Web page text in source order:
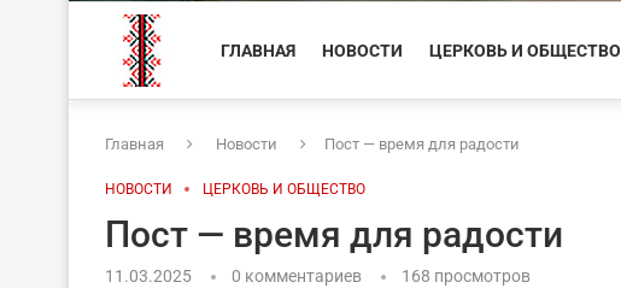
ГЛАВНАЯ НОВОСТИ ЦЕРКОВЬ И ОБЩЕСТВО
Главная Новости Пост — время для радости
НОВОСТИ ЦЕРКОВЬ И ОБЩЕСТВО
Пост — время для радости
11.03.2025 0 комментариев 168 просмотров